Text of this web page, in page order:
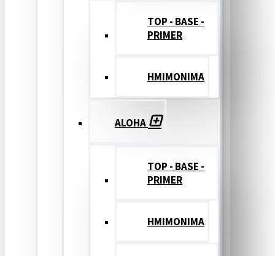
TOP - BASE -
PRIMER
ΗΜΙΜΟΝΙΜΑ
ALOHA
TOP - BASE -
PRIMER
ΗΜΙΜΟΝΙΜΑ